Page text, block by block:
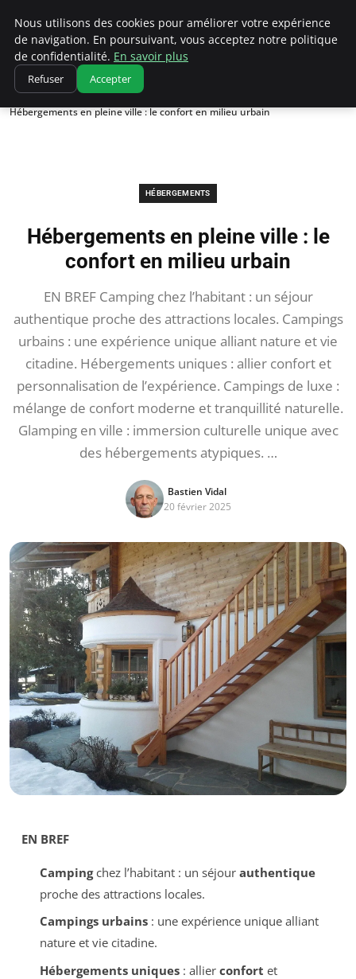
Correze Co
Accueil
Hébergements
Hébergements en pleine ville : le confort en milieu urbain
HÉBERGEMENTS
Hébergements en pleine ville : le
confort en milieu urbain
EN BREF Camping chez l’habitant : un séjour
authentique proche des attractions locales. Campings
urbains : une expérience unique alliant nature et vie
citadine. Hébergements uniques : allier confort et
personnalisation de l’expérience. Campings de luxe :
mélange de confort moderne et tranquillité naturelle.
Glamping en ville : immersion culturelle unique avec
des hébergements atypiques. …
Bastien Vidal
20 février 2025
EN BREF
Campingchez l’habitant : un séjour authentique
proche des attractions locales.
Campings urbains: une expérience unique alliant
nature et vie citadine.
Hébergements uniques: allier confort et
Nous utilisons des cookies pour améliorer votre expérience
de navigation. En poursuivant, vous acceptez notre politique
de confidentialité. En savoir plus
Refuser Accepter